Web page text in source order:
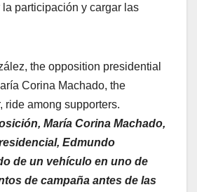
participación y cargar las
María Corina Machado,
Edmundo
de un vehículo en uno de
de campaña antes de las